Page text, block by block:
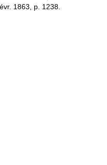
1863, p. 1238.